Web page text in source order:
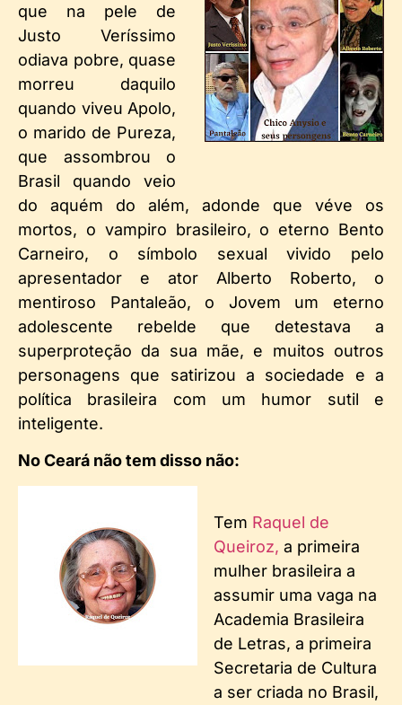
que na pele de
Justo Veríssimo
odiava pobre, quase
morreu daquilo
quando viveu Apolo,
o marido de Pureza,
que assombrou o
Brasil quando veio
do aquém do além, adonde que véve os
mortos, o vampiro brasileiro, o eterno Bento
Carneiro, o símbolo sexual vivido pelo
apresentador e ator Alberto Roberto, o
mentiroso Pantaleão, o Jovem um eterno
adolescente rebelde que detestava a
superproteção da sua mãe, e muitos outros
personagens que satirizou a sociedade e a
política brasileira com um humor sutil e
inteligente.
No Ceará não tem disso não:
Tem Raquel de
Queiroz, a primeira
mulher brasileira a
assumir uma vaga na
Academia Brasileira
de Letras, a primeira
Secretaria de Cultura
a ser criada no Brasil,